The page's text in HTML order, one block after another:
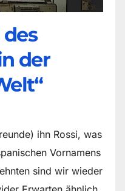
des
der
ihn Rossi, was
Vornamens
sind wir wieder